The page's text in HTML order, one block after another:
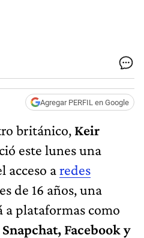
Agregar PERFIL en Google
británico, Keir
este lunes una
acceso aredes
de 16 años, una
a plataformas como
Facebook y